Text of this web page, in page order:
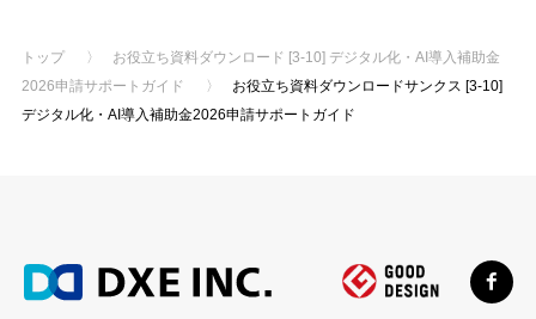
ログイン
トップ 〉
お役立ち資料ダウンロード [3-10] デジタル化・AI導入補助金
2026申請サポートガイド
〉
お役立ち資料ダウンロードサンクス [3-10]
デジタル化・AI導入補助金2026申請サポートガイド